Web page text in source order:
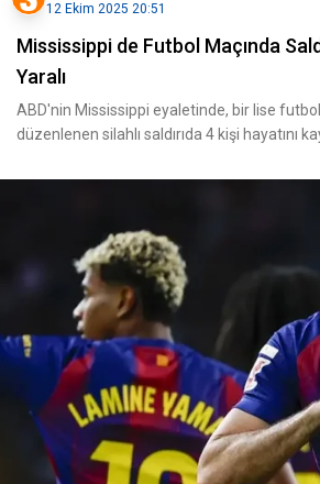
12 Ekim 2025 20:51
Mississippi de Futbol Maçında
Yaralı
ABD'nin Mississippi eyaletinde, bir lise futbol
düzenlenen silahlı saldırıda 4 kişi hayatını